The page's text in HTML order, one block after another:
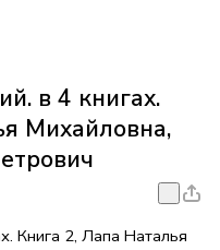
в 4 книгах.
Михайловна,
Книга 2, Лапа Наталья